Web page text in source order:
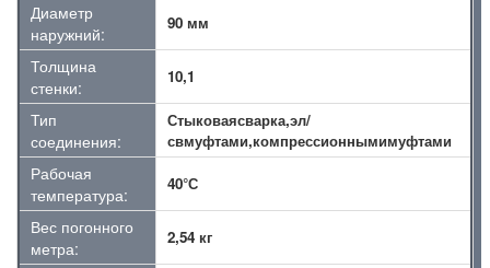
Диаметр
наружний:
90 мм
Толщина
стенки:
10,1
Тип
соединения:
Стыковаясварка,эл/
свмуфтами,компрессионнымимуфтами
Рабочая
температура:
40°С
Вес погонного
метра:
2,54 кг